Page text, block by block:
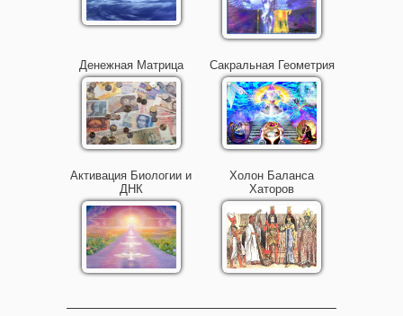
Денежная Матрица Сакральная Геометрия
Активация Биологии и
ДНК
Холон Баланса
Хаторов